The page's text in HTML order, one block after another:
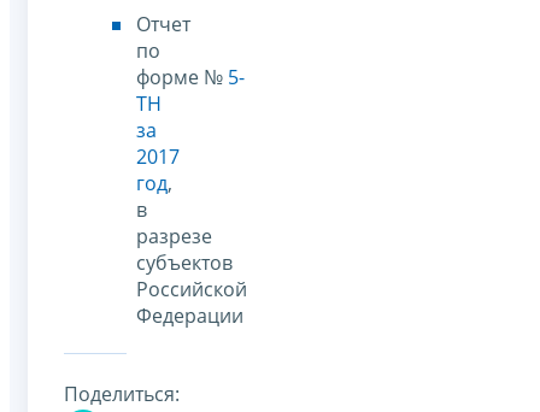
Отчет
по
форме № 5-
ТН
за
2017
год,
в
разрезе
субъектов
Российской
Федерации
Поделиться: